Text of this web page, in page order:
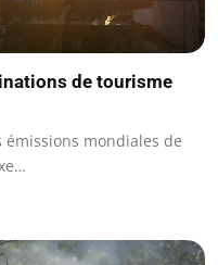
de tourisme
émissions mondiales de